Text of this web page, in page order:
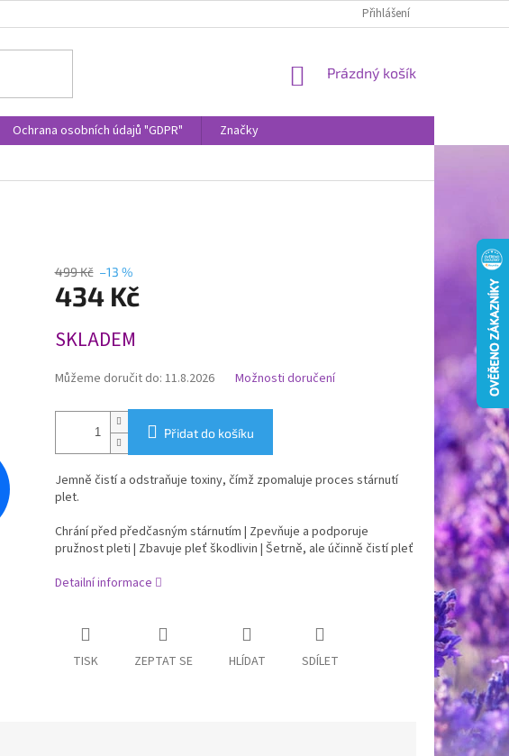
Přihlášení
NÁKUPNÍ
Prázdný košík
Ochrana osobních údajů "GDPR"
Značky
499 Kč –13 %
434 Kč
cena:
SKLADEM
Můžeme doručit do: 11.8.2026 Možnosti doručení
Přidat do košíku
Jemně čistí a odstraňuje toxiny, čímž zpomaluje proces stárnutí
plet.
Chrání před předčasným stárnutím | Zpevňuje a podporuje
pružnost pleti | Zbavuje pleť škodlivin | Šetrně, ale účinně čistí pleť
Detailní informace
TISK ZEPTAT SE HLÍDAT SDÍLET